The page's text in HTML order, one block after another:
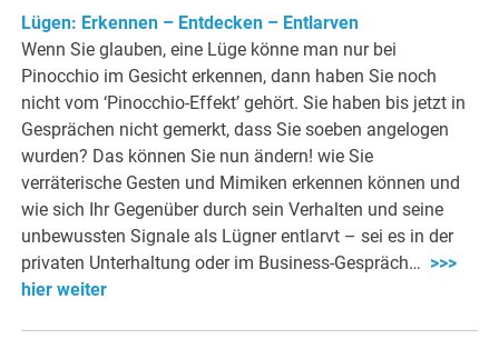
Lügen: Erkennen – Entdecken – Entlarven
Wenn Sie glauben, eine Lüge könne man nur bei
Pinocchio im Gesicht erkennen, dann haben Sie noch
nicht vom ‘Pinocchio-Effekt’ gehört. Sie haben bis jetzt in
Gesprächen nicht gemerkt, dass Sie soeben angelogen
wurden? Das können Sie nun ändern! wie Sie
verräterische Gesten und Mimiken erkennen können und
wie sich Ihr Gegenüber durch sein Verhalten und seine
unbewussten Signale als Lügner entlarvt – sei es in der
privaten Unterhaltung oder im Business-Gespräch… >>>
hier weiter